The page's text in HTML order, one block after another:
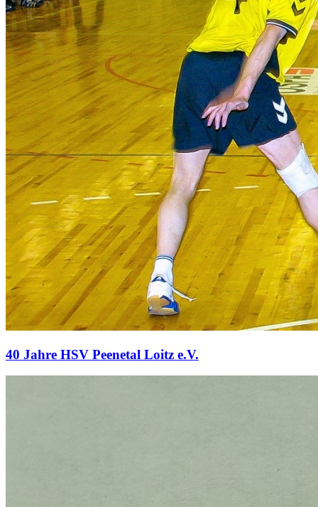
40 Jahre HSV Peenetal Loitz e.V.